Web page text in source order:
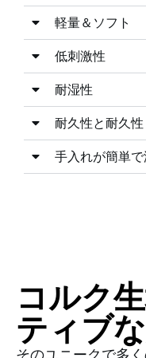
軽量＆ソフト
低刺激性
耐湿性
耐久性と耐久性
手入れが簡単
コルク
ティブ
そのユニークで多